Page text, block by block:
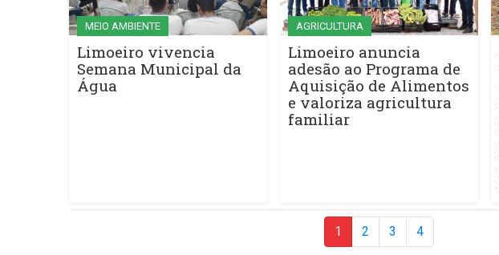
MEIO AMBIENTE
Limoeiro vivencia
Semana Municipal da
Água
AGRICULTURA
Limoeiro anuncia
adesão ao Programa de
Aquisição de Alimentos
e valoriza agricultura
familiar
1 2 3 4